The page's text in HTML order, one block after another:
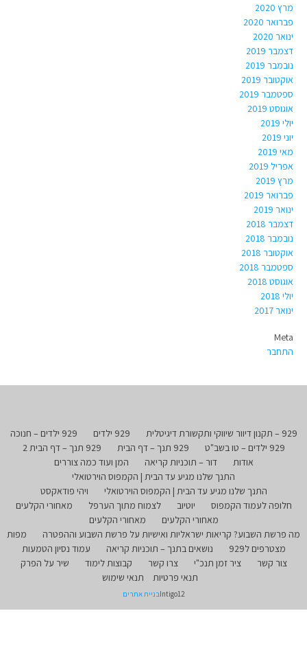
מרץ 2020
פברואר 2020
ינואר 2020
דצמבר 2019
נובמבר 2019
אוקטובר 2019
ספטמבר 2019
אוגוסט 2019
יולי 2019
יוני 2019
מאי 2019
אפריל 2019
מרץ 2019
פברואר 2019
ינואר 2019
דצמבר 2018
נובמבר 2018
אוקטובר 2018
ספטמבר 2018
אוגוסט 2018
יולי 2018
ינואר 2017
Meta
התחבר
929 – תקנון דיוור שיווקי ותקשורת דיגיטלית 929 ילדים
929 ילדים – חנוכה
929 ילדים – טו בשב"ט
929 תנך – דף הבית
929 תנך – דף הבית 2
אודות
דור – תוכניות קריאה
המן ועוד כמה צוררים
התנך שלנו מגיע עד הבית | הקמפוס הוירטואלי
התנך שלנו מגיע עד הבית | הקמפוס הוירטואלי
ויהי פודאקסט
חלופה לעמוד הקמפוס
יוטיוב לצמוח מתוך הערפל
מאחורי הקלעים
מאחורי הקלעים
מאחורי הקלעים
מה פרשת השבוע? קריאות ישראליות ואישיות על פרשת השבוע וההפטרה
מפות
מצטרפים ל929
נושאים בתנך – תוכניות קריאה
עמוד נסיון הטמעות
צור קשר
ציר זמן תנכ"י צרו קשר קבוצות לימוד
שיר על הפרק
תנאי פרטיות
תנאי שימוש
Intigo12בניית אתרים